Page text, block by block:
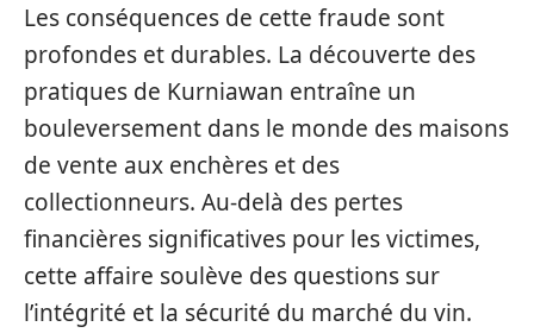
Les conséquences de cette fraude sont
profondes et durables. La découverte des
pratiques de Kurniawan entraîne un
bouleversement dans le monde des maisons
de vente aux enchères et des
collectionneurs. Au-delà des pertes
financières significatives pour les victimes,
cette affaire soulève des questions sur
l’intégrité et la sécurité du marché du vin.